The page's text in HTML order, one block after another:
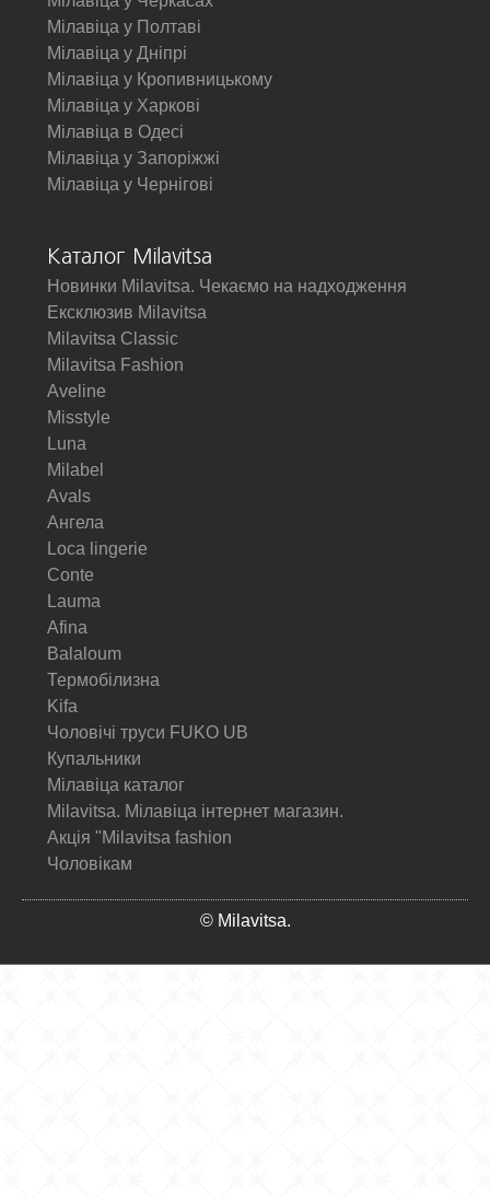
Мілавіца у Полтаві
Мілавіца у Дніпрі
Мілавіца у Кропивницькому
Мілавіца у Харкові
Мілавіца в Одесі
Мілавіца у Запоріжжі
Мілавіца у Чернігові
Каталог Milavitsa
Новинки Milavitsa. Чекаємо на надходження
Ексклюзив Milavitsa
Milavitsa Classic
Milavitsa Fashion
Aveline
Misstyle
Luna
Milabel
Avals
Ангела
Loca lingerie
Conte
Lauma
Afina
Balaloum
Термобілизна
Kifa
Чоловічі труси FUKO UB
Купальники
Мілавіца каталог
Milavitsa. Мілавіца інтернет магазин.
Акція "Milavitsa fashion
Чоловікам
© Milavitsa.